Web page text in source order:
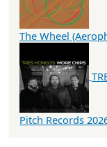
The Wheel
Pitch Records